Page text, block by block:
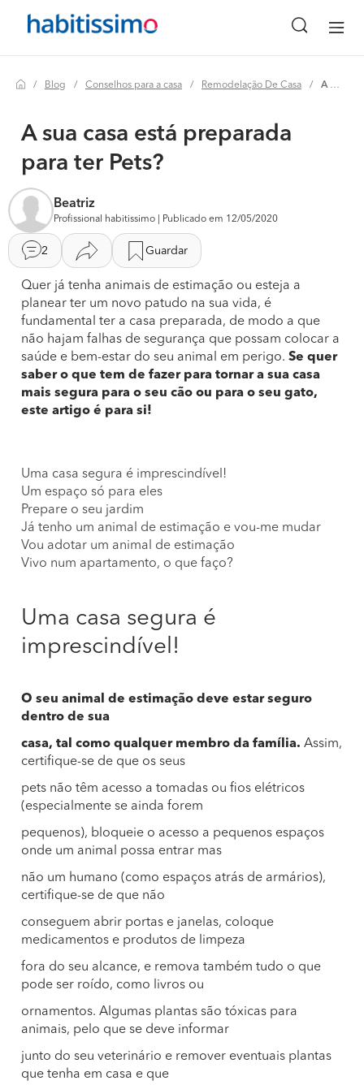
Blog Conselhos para a casa Remodelação De Casa A sua casa está preparada para ter pets?
A sua casa está preparada
para ter Pets?
Beatriz
Profissional habitissimo | Publicado em 12/05/2020
2 Guardar
Quer já tenha animais de estimação ou esteja a
planear ter um novo patudo na sua vida, é
fundamental ter a casa preparada, de modo a que
não hajam falhas de segurança que possam colocar a
saúde e bem-estar do seu animal em perigo. Se quer
saber o que tem de fazer para tornar a sua casa
mais segura para o seu cão ou para o seu gato,
este artigo é para si!
Uma casa segura é imprescindível!
Um espaço só para eles
Prepare o seu jardim
Já tenho um animal de estimação e vou-me mudar
Vou adotar um animal de estimação
Vivo num apartamento, o que faço?
Uma casa segura é
imprescindível!
O seu animal de estimação deve estar seguro
dentro de sua
casa, tal como qualquer membro da família. Assim,
certifique-se de que os seus
pets não têm acesso a tomadas ou fios elétricos
(especialmente se ainda forem
pequenos), bloqueie o acesso a pequenos espaços
onde um animal possa entrar mas
não um humano (como espaços atrás de armários),
certifique-se de que não
conseguem abrir portas e janelas, coloque
medicamentos e produtos de limpeza
fora do seu alcance, e remova também tudo o que
pode ser roído, como livros ou
ornamentos. Algumas plantas são tóxicas para
animais, pelo que se deve informar
junto do seu veterinário e remover eventuais plantas
que tenha em casa e que